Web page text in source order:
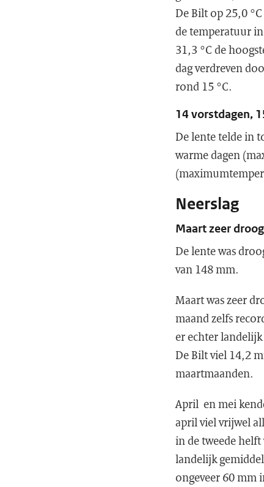
De Bilt op 25,0
de temperatuur
31,3 °C de
dag verdreven
rond 15 °C.
14 vorstdagen,
De lente telde in
warme dagen
Neerslag
Maart zeer
De lente was
van 148 mm.
Maart was zeer
maand zelfs
er echter
De Bilt viel 14,2
maartmaanden.
April en mei
april viel vrijwel
in de tweede
landelijk
ongeveer 60 mm